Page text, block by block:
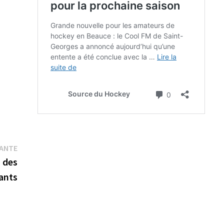
Publication
suivante :